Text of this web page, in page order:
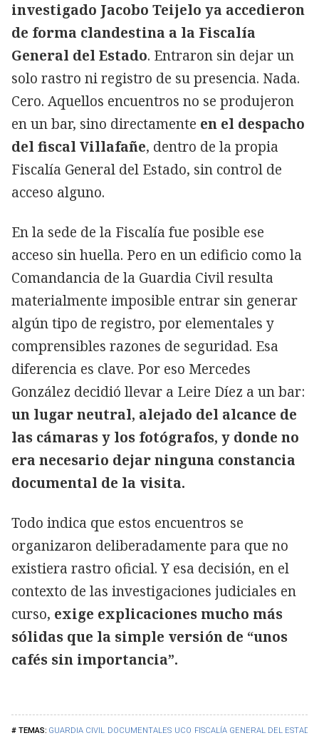
GUARDIA CIVIL DOCUMENTALES UCO FISCALÍA GENERAL DEL ESTADO
investigado Jacobo Teijelo ya accedieron
de forma clandestina a la Fiscalía
General del Estado. Entraron sin dejar un
solo rastro ni registro de su presencia. Nada.
Cero. Aquellos encuentros no se produjeron
en un bar, sino directamente en el despacho
del fiscal Villafañe, dentro de la propia
Fiscalía General del Estado, sin control de
acceso alguno.
En la sede de la Fiscalía fue posible ese
acceso sin huella. Pero en un edificio como la
Comandancia de la Guardia Civil resulta
materialmente imposible entrar sin generar
algún tipo de registro, por elementales y
comprensibles razones de seguridad. Esa
diferencia es clave. Por eso Mercedes
González decidió llevar a Leire Díez a un bar:
un lugar neutral, alejado del alcance de
las cámaras y los fotógrafos, y donde no
era necesario dejar ninguna constancia
documental de la visita.
Todo indica que estos encuentros se
organizaron deliberadamente para que no
existiera rastro oficial. Y esa decisión, en el
contexto de las investigaciones judiciales en
curso, exige explicaciones mucho más
sólidas que la simple versión de “unos
cafés sin importancia”.